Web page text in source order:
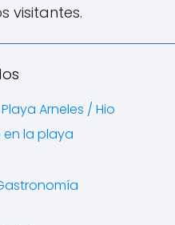
visitantes.
Arneles / Hio
en la playa